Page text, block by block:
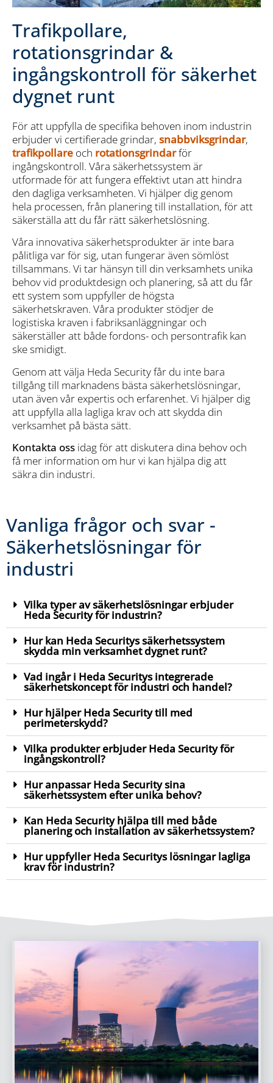
Trafikpollare,
rotationsgrindar &
ingångskontroll för säkerhet
dygnet runt
För att uppfylla de specifika behoven inom industrin
erbjuder vi certifierade grindar, snabbviksgrindar,
trafikpollare och rotationsgrindarför
ingångskontroll. Våra säkerhetssystem är
utformade för att fungera effektivt utan att hindra
den dagliga verksamheten. Vi hjälper dig genom
hela processen, från planering till installation, för att
säkerställa att du får rätt säkerhetslösning.
Våra innovativa säkerhetsprodukter är inte bara
pålitliga var för sig, utan fungerar även sömlöst
tillsammans. Vi tar hänsyn till din verksamhets unika
behov vid produktdesign och planering, så att du får
ett system som uppfyller de högsta
säkerhetskraven. Våra produkter stödjer de
logistiska kraven i fabriksanläggningar och
säkerställer att både fordons- och persontrafik kan
ske smidigt.
Genom att välja Heda Security får du inte bara
tillgång till marknadens bästa säkerhetslösningar,
utan även vår expertis och erfarenhet. Vi hjälper dig
att uppfylla alla lagliga krav och att skydda din
verksamhet på bästa sätt.
Kontakta oss idag för att diskutera dina behov och
få mer information om hur vi kan hjälpa dig att
säkra din industri.
Vanliga frågor och svar -
Säkerhetslösningar för
industri
Vilka typer av säkerhetslösningar erbjuder
Heda Security för industrin?
Hur kan Heda Securitys säkerhetssystem
skydda min verksamhet dygnet runt?
Vad ingår i Heda Securitys integrerade
säkerhetskoncept för industri och handel?
Hur hjälper Heda Security till med
perimeterskydd?
Vilka produkter erbjuder Heda Security för
ingångskontroll?
Hur anpassar Heda Security sina
säkerhetssystem efter unika behov?
Kan Heda Security hjälpa till med både
planering och installation av säkerhetssystem?
Hur uppfyller Heda Securitys lösningar lagliga
krav för industrin?